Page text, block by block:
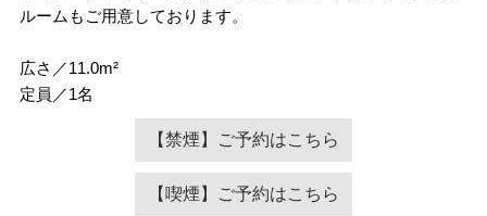
ルームもご用意しております。
広さ／11.0m²
定員／1名
【禁煙】ご予約はこちら
【喫煙】ご予約はこちら